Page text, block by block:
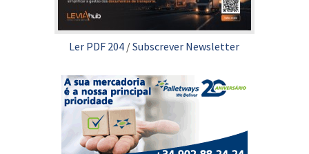
Ler PDF 204 /Subscrever Newsletter